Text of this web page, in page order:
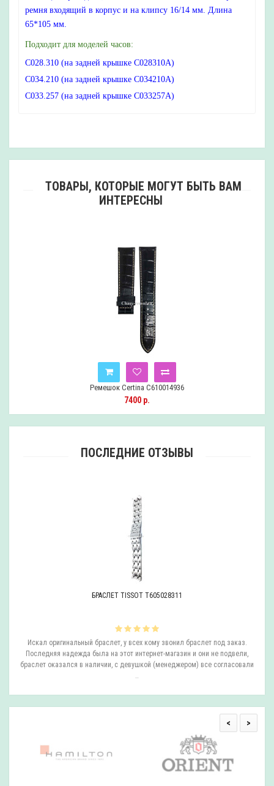
ремня входящий в корпус и на клипсу 16/14 мм. Длина
65*105 мм.
Подходит для моделей часов:
C028.310 (на задней крышке C028310A)
C034.210 (на задней крышке C034210A)
C033.257 (на задней крышке C033257A)
ТОВАРЫ, КОТОРЫЕ МОГУТ БЫТЬ ВАМ
ИНТЕРЕСНЫ
Ремешок Certina C610014936
7400 р.
ПОСЛЕДНИЕ ОТЗЫВЫ
БРАСЛЕТ TISSOT T605028311
Искал оригинальный браслет, у всех кому звонил браслет под заказ.
Последняя надежда была на этот интернет-магазин и они не подвели,
браслет оказался в наличии, с девушкой (менеджером) все согласовали
..
< >